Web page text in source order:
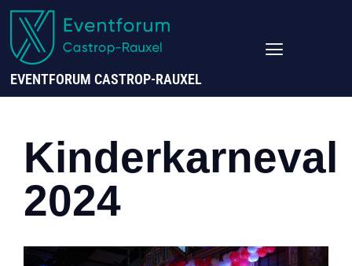
EVENTFORUM CASTROP-RAUXEL
Kinderkarneval
2024